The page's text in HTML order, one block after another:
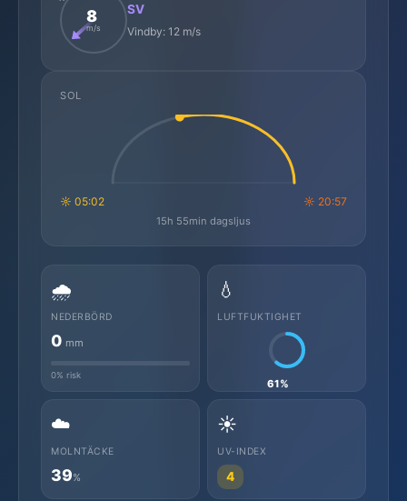
8
m/s
SV
Vindby: 12 m/s
SOL
☼ 05:02 ☼ 20:57
15h 55min dagsljus
🌧️
NEDERBÖRD
0 mm
0% risk
💧
LUFTFUKTIGHET
61%
☁️
MOLNTÄCKE
39%
☀️
UV-INDEX
4